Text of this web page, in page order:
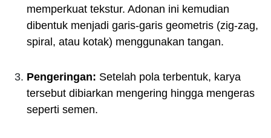
memperkuat tekstur. Adonan ini kemudian
dibentuk menjadi garis-garis geometris (zig-zag,
spiral, atau kotak) menggunakan tangan.
Pengeringan: Setelah pola terbentuk, karya
tersebut dibiarkan mengering hingga mengeras
seperti semen.